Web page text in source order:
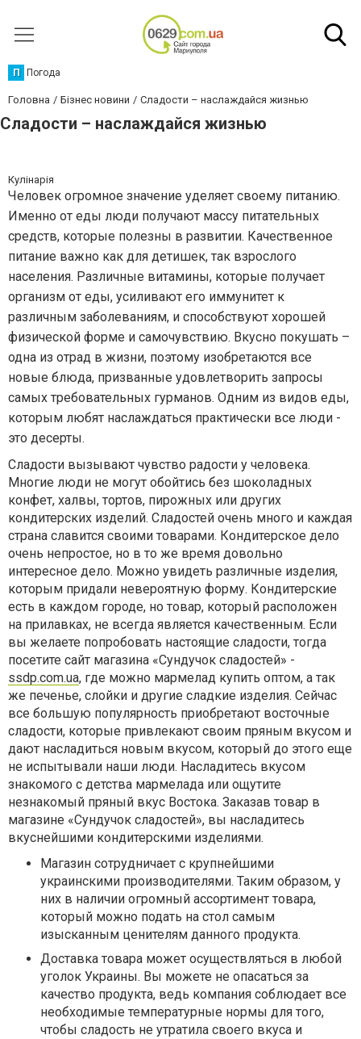
П Погода
Головна Бізнес новини Сладости – наслаждайся жизнью
Сладости – наслаждайся жизнью
Кулінарія
Человек огромное значение уделяет своему питанию.
Именно от еды люди получают массу питательных
средств, которые полезны в развитии. Качественное
питание важно как для детишек, так взрослого
населения. Различные витамины, которые получает
организм от еды, усиливают его иммунитет к
различным заболеваниям, и способствуют хорошей
физической форме и самочувствию. Вкусно покушать –
одна из отрад в жизни, поэтому изобретаются все
новые блюда, призванные удовлетворить запросы
самых требовательных гурманов. Одним из видов еды,
которым любят наслаждаться практически все люди -
это десерты.
Сладости вызывают чувство радости у человека.
Многие люди не могут обойтись без шоколадных
конфет, халвы, тортов, пирожных или других
кондитерских изделий. Сладостей очень много и каждая
страна славится своими товарами. Кондитерское дело
очень непростое, но в то же время довольно
интересное дело. Можно увидеть различные изделия,
которым придали невероятную форму. Кондитерские
есть в каждом городе, но товар, который расположен
на прилавках, не всегда является качественным. Если
вы желаете попробовать настоящие сладости, тогда
посетите сайт магазина «Сундучок сладостей» -
ssdp.com.ua, где можно мармелад купить оптом, а так
же печенье, слойки и другие сладкие изделия. Сейчас
все большую популярность приобретают восточные
сладости, которые привлекают своим пряным вкусом и
дают насладиться новым вкусом, который до этого еще
не испытывали наши люди. Насладитесь вкусом
знакомого с детства мармелада или ощутите
незнакомый пряный вкус Востока. Заказав товар в
магазине «Сундучок сладостей», вы насладитесь
вкуснейшими кондитерскими изделиями.
Магазин сотрудничает с крупнейшими
украинскими производителями. Таким образом, у
них в наличии огромный ассортимент товара,
который можно подать на стол самым
изысканным ценителям данного продукта.
Доставка товара может осуществляться в любой
уголок Украины. Вы можете не опасаться за
качество продукта, ведь компания соблюдает все
необходимые температурные нормы для того,
чтобы сладость не утратила своего вкуса и